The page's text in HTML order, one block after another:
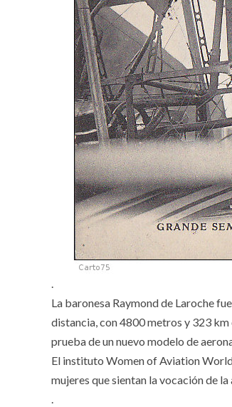
.
La baronesa Raymond de Laroche
distancia, con 4800 metros y 323 km
prueba de un nuevo modelo de
El instituto Women of Aviation
mujeres que sientan la vocación de
.